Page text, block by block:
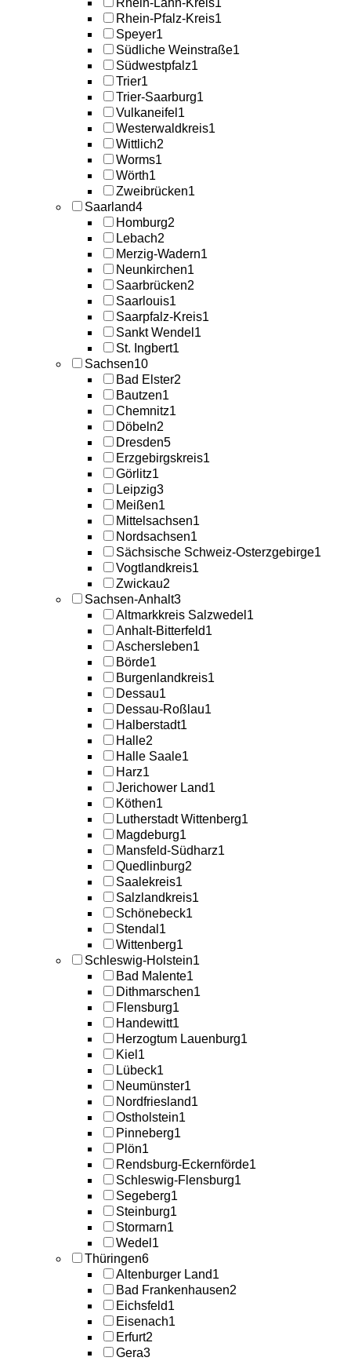
Rhein-Lahn-Kreis1
Rhein-Pfalz-Kreis1
Speyer1
Südliche Weinstraße1
Südwestpfalz1
Trier1
Trier-Saarburg1
Vulkaneifel 1
Westerwaldkreis1
Wittlich2
Worms1
Wörth1
Zweibrücken1
Saarland4
Homburg2
Lebach2
Merzig-Wadern1
Neunkirchen1
Saarbrücken2
Saarlouis1
Saarpfalz-Kreis1
Sankt Wendel 1
St. Ingbert1
Sachsen10
Bad Elster2
Bautzen1
Chemnitz1
Döbeln2
Dresden5
Erzgebirgskreis1
Görlitz1
Leipzig3
Meißen1
Mittelsachsen1
Nordsachsen1
Sächsische Schweiz-Osterzgebirge1
Vogtlandkreis1
Zwickau2
Sachsen-Anhalt3
Altmarkkreis Salzwedel 1
Anhalt-Bitterfeld1
Aschersleben1
Börde1
Burgenlandkreis1
Dessau1
Dessau-Roßlau1
Halberstadt1
Halle2
Halle Saale1
Harz1
Jerichower Land1
Köthen1
Lutherstadt Wittenberg1
Magdeburg1
Mansfeld-Südharz1
Quedlinburg2
Saalekreis1
Salzlandkreis1
Schönebeck1
Stendal 1
Wittenberg1
Schleswig-Holstein1
Bad Malente1
Dithmarschen1
Flensburg1
Handewitt1
Herzogtum Lauenburg1
Kiel 1
Lübeck1
Neumünster1
Nordfriesland1
Ostholstein1
Pinneberg1
Plön1
Rendsburg-Eckernförde1
Schleswig-Flensburg1
Segeberg1
Steinburg1
Stormarn1
Wedel 1
Thüringen6
Altenburger Land1
Bad Frankenhausen2
Eichsfeld1
Eisenach1
Erfurt2
Gera3